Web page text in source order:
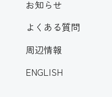
お知らせ
よくある質問
周辺情報
ENGLISH